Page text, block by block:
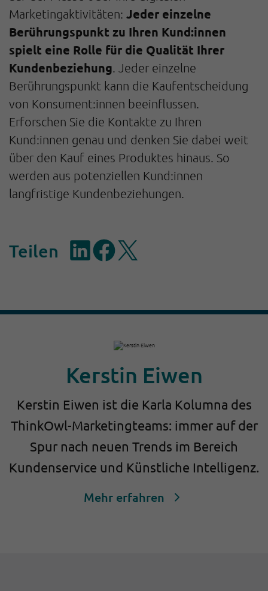
Marketingaktivitäten: Jeder einzelne
Berührungspunkt zu Ihren Kund:innen
spielt eine Rolle für die Qualität Ihrer
Kundenbeziehung. Jeder einzelne
Berührungspunkt kann die Kaufentscheidung
von Konsument:innen beeinflussen.
Erforschen Sie die Kontakte zu Ihren
Kund:innen genau und denken Sie dabei weit
über den Kauf eines Produktes hinaus. So
werden aus potenziellen Kund:innen
langfristige Kundenbeziehungen.
Teilen
Kerstin Eiwen
Kerstin Eiwen ist die Karla Kolumna des
ThinkOwl-Marketingteams: immer auf der
Spur nach neuen Trends im Bereich
Kundenservice und Künstliche Intelligenz.
Mehr erfahren